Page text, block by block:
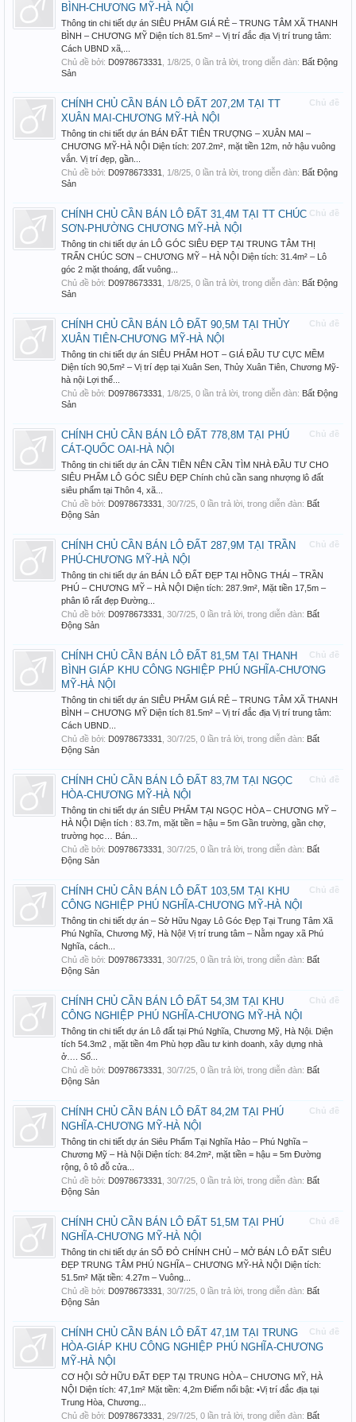
BÌNH-CHƯƠNG MỸ-HÀ NỘI
Thông tin chi tiết dự án SIÊU PHẨM GIÁ RẺ – TRUNG TÂM XÃ THANH
BÌNH – CHƯƠNG MỸ Diện tích 81.5m² – Vị trí đắc địa Vị trí trung tâm:
Cách UBND xã,...
Chủ đề bởi: D0978673331 1/8/25 , 0 lần trả lời, trong diễn đàn: Bất Động
Sản
Chủ đề
CHÍNH CHỦ CẦN BÁN LÔ ĐẤT 207,2M TẠI TT
XUÂN MAI-CHƯƠNG MỸ-HÀ NỘI
Thông tin chi tiết dự án BÁN ĐẤT TIÊN TRƯỢNG – XUÂN MAI –
CHƯƠNG MỸ-HÀ NỘI Diện tích: 207.2m², mặt tiền 12m, nở hậu vuông
vắn. Vị trí đẹp, gần...
Chủ đề bởi: D0978673331 1/8/25 , 0 lần trả lời, trong diễn đàn: Bất Động
Sản
Chủ đề
CHÍNH CHỦ CẦN BÁN LÔ ĐẤT 31,4M TẠI TT CHÚC
SƠN-PHƯỜNG CHƯƠNG MỸ-HÀ NỘI
Thông tin chi tiết dự án LÔ GÓC SIÊU ĐẸP TẠI TRUNG TÂM THỊ
TRẤN CHÚC SƠN – CHƯƠNG MỸ – HÀ NỘI Diện tích: 31.4m² – Lô
góc 2 mặt thoáng, đất vuông...
Chủ đề bởi: D0978673331 1/8/25 , 0 lần trả lời, trong diễn đàn: Bất Động
Sản
Chủ đề
CHÍNH CHỦ CẦN BÁN LÔ ĐẤT 90,5M TẠI THỦY
XUÂN TIÊN-CHƯƠNG MỸ-HÀ NỘI
Thông tin chi tiết dự án SIÊU PHẨM HOT – GIÁ ĐẦU TƯ CỰC MỀM
Diện tích 90,5m² – Vị trí đẹp tại Xuân Sen, Thủy Xuân Tiên, Chương Mỹ-
hà nội Lợi thế...
Chủ đề bởi: D0978673331 1/8/25 , 0 lần trả lời, trong diễn đàn: Bất Động
Sản
Chủ đề
CHÍNH CHỦ CẦN BÁN LÔ ĐẤT 778,8M TẠI PHÚ
CÁT-QUỐC OAI-HÀ NỘI
Thông tin chi tiết dự án CẦN TIỀN NÊN CẦN TÌM NHÀ ĐẦU TƯ CHO
SIÊU PHẨM LÔ GÓC SIÊU ĐẸP Chính chủ cần sang nhượng lô đất
siêu phẩm tại Thôn 4, xã...
Chủ đề bởi: D0978673331 30/7/25 , 0 lần trả lời, trong diễn đàn: Bất
Động Sản
Chủ đề
CHÍNH CHỦ CẦN BÁN LÔ ĐẤT 287,9M TẠI TRẦN
PHÚ-CHƯƠNG MỸ-HÀ NỘI
Thông tin chi tiết dự án BÁN LÔ ĐẤT ĐẸP TẠI HỒNG THÁI – TRẦN
PHÚ – CHƯƠNG MỸ – HÀ NỘI Diện tích: 287.9m², Mặt tiền 17,5m –
phân lô rất đẹp Đường...
Chủ đề bởi: D0978673331 30/7/25 , 0 lần trả lời, trong diễn đàn: Bất
Động Sản
Chủ đề
CHÍNH CHỦ CẦN BÁN LÔ ĐẤT 81,5M TẠI THANH
BÌNH GIÁP KHU CÔNG NGHIỆP PHÚ NGHĨA-CHƯƠNG
MỸ-HÀ NỘI
Thông tin chi tiết dự án SIÊU PHẨM GIÁ RẺ – TRUNG TÂM XÃ THANH
BÌNH – CHƯƠNG MỸ Diện tích 81.5m² – Vị trí đắc địa Vị trí trung tâm:
Cách UBND...
Chủ đề bởi: D0978673331 30/7/25 , 0 lần trả lời, trong diễn đàn: Bất
Động Sản
Chủ đề
CHÍNH CHỦ CẦN BÁN LÔ ĐẤT 83,7M TẠI NGỌC
HÒA-CHƯƠNG MỸ-HÀ NỘI
Thông tin chi tiết dự án SIÊU PHẨM TẠI NGỌC HÒA – CHƯƠNG MỸ –
HÀ NỘI Diện tích : 83.7m, mặt tiền = hậu = 5m Gần trường, gần chợ,
trường học… Bán...
Chủ đề bởi: D0978673331 30/7/25 , 0 lần trả lời, trong diễn đàn: Bất
Động Sản
Chủ đề
CHÍNH CHỦ CÂN BÁN LÔ ĐẤT 103,5M TẠI KHU
CÔNG NGHIỆP PHÚ NGHĨA-CHƯƠNG MỸ-HÀ NỘI
Thông tin chi tiết dự án – Sở Hữu Ngay Lô Góc Đẹp Tại Trung Tâm Xã
Phú Nghĩa, Chương Mỹ, Hà Nội! Vị trí trung tâm – Nằm ngay xã Phú
Nghĩa, cách...
Chủ đề bởi: D0978673331 30/7/25 , 0 lần trả lời, trong diễn đàn: Bất
Động Sản
Chủ đề
CHÍNH CHỦ CẦN BÁN LÔ ĐẤT 54,3M TẠI KHU
CÔNG NGHIỆP PHÚ NGHĨA-CHƯƠNG MỸ-HÀ NỘI
Thông tin chi tiết dự án Lô đất tại Phú Nghĩa, Chương Mỹ, Hà Nội. Diện
tích 54.3m2 , mặt tiền 4m Phù hợp đầu tư kinh doanh, xây dựng nhà
ở…. Sổ...
Chủ đề bởi: D0978673331 30/7/25 , 0 lần trả lời, trong diễn đàn: Bất
Động Sản
Chủ đề
CHÍNH CHỦ CẦN BÁN LÔ ĐẤT 84,2M TẠI PHÚ
NGHĨA-CHƯƠNG MỸ-HÀ NỘI
Thông tin chi tiết dự án Siêu Phẩm Tại Nghĩa Hảo – Phú Nghĩa –
Chương Mỹ – Hà Nội Diện tích: 84.2m², mặt tiền = hậu = 5m Đường
rộng, ô tô đỗ cửa...
Chủ đề bởi: D0978673331 30/7/25 , 0 lần trả lời, trong diễn đàn: Bất
Động Sản
Chủ đề
CHÍNH CHỦ CẦN BÁN LÔ ĐẤT 51,5M TẠI PHÚ
NGHĨA-CHƯƠNG MỸ-HÀ NỘI
Thông tin chi tiết dự án SỔ ĐỎ CHÍNH CHỦ – MỞ BÁN LÔ ĐẤT SIÊU
ĐẸP TRUNG TÂM PHÚ NGHĨA – CHƯƠNG MỸ-HÀ NỘI Diện tích:
51.5m² Mặt tiền: 4.27m – Vuông...
Chủ đề bởi: D0978673331 30/7/25 , 0 lần trả lời, trong diễn đàn: Bất
Động Sản
Chủ đề
CHÍNH CHỦ CẦN BÁN LÔ ĐẤT 47,1M TẠI TRUNG
HÒA-GIÁP KHU CÔNG NGHIỆP PHÚ NGHĨA-CHƯƠNG
MỸ-HÀ NỘI
CƠ HỘI SỞ HỮU ĐẤT ĐẸP TẠI TRUNG HÒA – CHƯƠNG MỸ, HÀ
NỘI Diện tích: 47,1m² Mặt tiền: 4,2m Điểm nổi bật: •Vị trí đắc địa tại
Trung Hòa, Chương...
Chủ đề bởi: D0978673331 29/7/25 , 0 lần trả lời, trong diễn đàn: Bất